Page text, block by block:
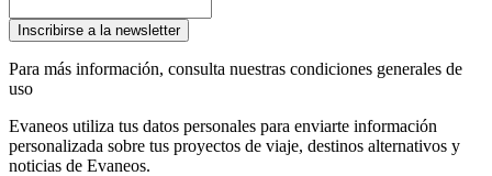
Inscribirse a la newsletter
Para más información, consulta nuestras condiciones generales de
uso
Evaneos utiliza tus datos personales para enviarte información
personalizada sobre tus proyectos de viaje, destinos alternativos y
noticias de Evaneos.